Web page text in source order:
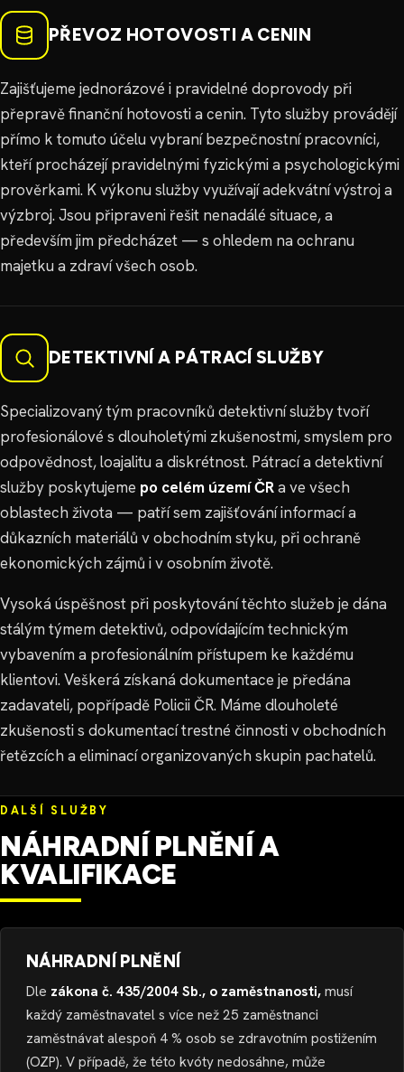
PŘEVOZ HOTOVOSTI A CENIN
Zajišťujeme jednorázové i pravidelné doprovody při
přepravě finanční hotovosti a cenin. Tyto služby provádějí
přímo k tomuto účelu vybraní bezpečnostní pracovníci,
kteří procházejí pravidelnými fyzickými a psychologickými
prověrkami. K výkonu služby využívají adekvátní výstroj a
výzbroj. Jsou připraveni řešit nenadálé situace, a
především jim předcházet — s ohledem na ochranu
majetku a zdraví všech osob.
DETEKTIVNÍ A PÁTRACÍ SLUŽBY
Specializovaný tým pracovníků detektivní služby tvoří
profesionálové s dlouholetými zkušenostmi, smyslem pro
odpovědnost, loajalitu a diskrétnost. Pátrací a detektivní
služby poskytujeme po celém území ČRa ve všech
oblastech života — patří sem zajišťování informací a
důkazních materiálů v obchodním styku, při ochraně
ekonomických zájmů i v osobním životě.
Vysoká úspěšnost při poskytování těchto služeb je dána
stálým týmem detektivů, odpovídajícím technickým
vybavením a profesionálním přístupem ke každému
klientovi. Veškerá získaná dokumentace je předána
zadavateli, popřípadě Policii ČR. Máme dlouholeté
zkušenosti s dokumentací trestné činnosti v obchodních
řetězcích a eliminací organizovaných skupin pachatelů.
DALŠÍ SLUŽBY
NÁHRADNÍ PLNĚNÍ A
KVALIFIKACE
NÁHRADNÍ PLNĚNÍ
Dle zákona č. 435/2004 Sb., o zaměstnanosti, musí
každý zaměstnavatel s více než 25 zaměstnanci
zaměstnávat alespoň 4 % osob se zdravotním postižením
(OZP). V případě, že této kvóty nedosáhne, může